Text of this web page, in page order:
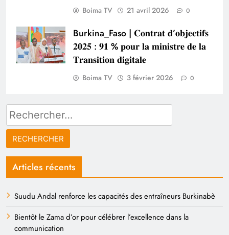
Boima TV 21 avril 2026 0
Burkina_Faso | 𝐂𝐨𝐧𝐭𝐫𝐚𝐭 𝐝’𝐨𝐛𝐣𝐞𝐜𝐭𝐢𝐟𝐬
𝟐𝟎𝟐𝟓 : 𝟗𝟏 % 𝐩𝐨𝐮𝐫 𝐥𝐚 𝐦𝐢𝐧𝐢𝐬𝐭𝐫𝐞 𝐝𝐞 𝐥𝐚
𝐓𝐫𝐚𝐧𝐬𝐢𝐭𝐢𝐨𝐧 𝐝𝐢𝐠𝐢𝐭𝐚𝐥𝐞
Boima TV 3 février 2026 0
Rechercher :
Articles récents
Suudu Andal renforce les capacités des entraîneurs Burkinabè
Bientôt le Zama d’or pour célébrer l’excellence dans la
communication